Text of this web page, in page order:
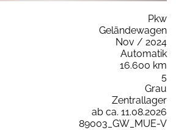
Pkw
Geländewagen
Nov / 2024
Automatik
16.600 km
5
Grau
Zentrallager
ab ca. 11.08.2026
89003_GW_MUE-V